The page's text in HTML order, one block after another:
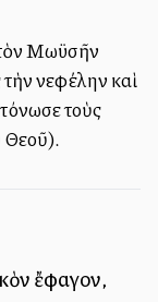
Μωϋσῆν
νεφέλην καὶ
τοὺς
Θεοῦ).
ἔφαγον,